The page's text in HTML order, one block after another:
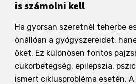
is számolni kell
Ha gyorsan szeretnél teherbe
önállóan a gyógyszereidet,
őket. Ez különösen fontos
cukorbetegség, epilepszia,
ismert ciklusprobléma esetén.